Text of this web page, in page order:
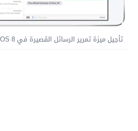
تأجيل ميزة تمرير الرسائل القصيرة في iOS 8 حتى تشرين الأول/أكتوبر